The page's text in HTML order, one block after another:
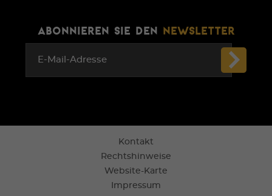
ABONNIEREN SIE DEN NEWSLETTER
E-Mail-Adresse
Kontakt
Rechtshinweise
Website-Karte
Impressum